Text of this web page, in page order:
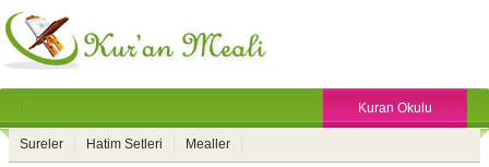
Kuran Okulu
Sureler Hatim Setleri Mealler